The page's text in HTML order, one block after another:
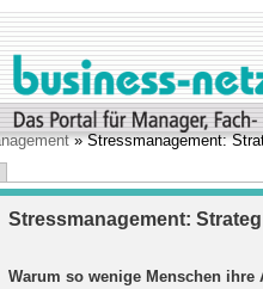
» Stressmanagement:
Stressmanagement:
Warum so wenige Menschen ihre